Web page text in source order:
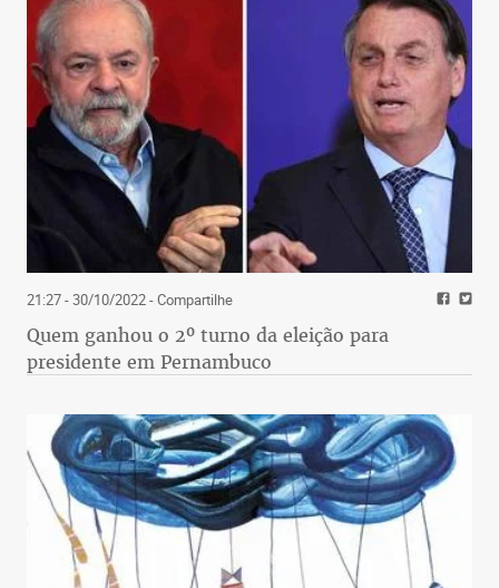
21:27 - 30/10/2022- Compartilhe
Quem ganhou o 2º turno da eleição para
presidente em Pernambuco